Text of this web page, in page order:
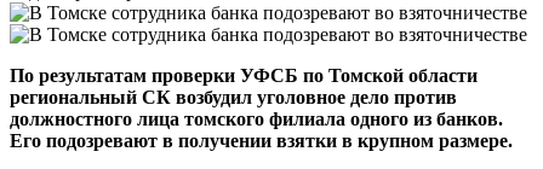
По результатам проверки УФСБ по Томской области
региональный СК возбудил уголовное дело против
должностного лица томского филиала одного из банков.
Его подозревают в получении взятки в крупном размере.